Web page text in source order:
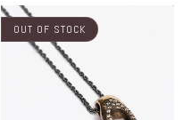
listino
OUT OF STOCK